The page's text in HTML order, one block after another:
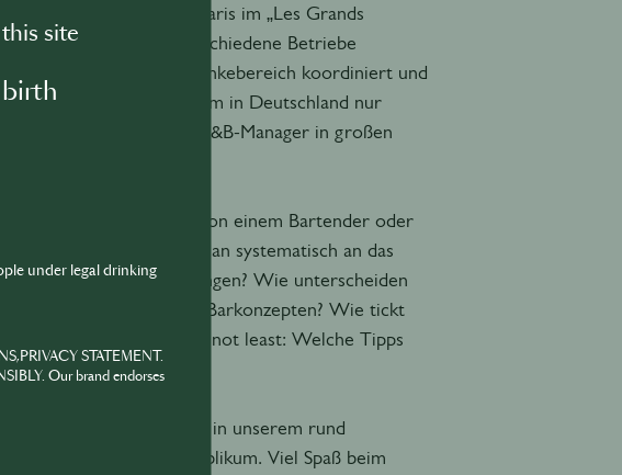
und zwischenzeitlich in Paris im „Les Grands
Group für acht verschiedene Betriebe
Bars Manager“ im Getränkebereich koordiniert und
den es in dieser Form in Deutschland nur
er wohl noch mit einem F&B-Manager in großen
Was unterscheidet sie von einem Bartender oder
es mit sich, wenn man systematisch an das
welche Herausforderungen? Wie unterscheiden
sie managt, von reinen Barkonzepten? Wie tickt
Gegenwart? Und last but not least: Welche Tipps
gehen wollen?
Antworten gibt es in unserem rund
Fragen aus dem Publikum. Viel Spaß beim
site
birth
under legal drinking
STATEMENT.
Our brand endorses